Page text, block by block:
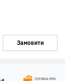
Замовити